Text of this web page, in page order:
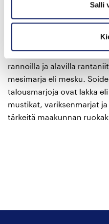
Salli
rusinoita. Rusinoita
moninaisimpiin ruokiin,
Maakunnan
rannoilla ja alavilla
mesimarja eli mesku.
talousmarjoja ovat lakka
mustikat, variksenmarjat
tärkeitä maakunnan